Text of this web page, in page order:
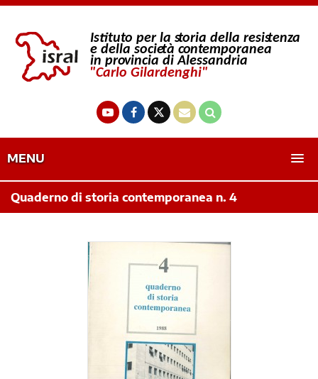
MENU
Quaderno di storia contemporanea n. 4